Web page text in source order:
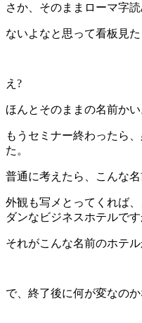
さか、そのままローマ字
ないよなと思って看板見た
え?
ほんとそのままの名前かい
もうセミナー終わったら
た。
普通に考えたら、こんな
外観も写メとってくれば
ダンなビジネスホテルです
それがこんな名前のホテル
で、終了後に何が変なのか